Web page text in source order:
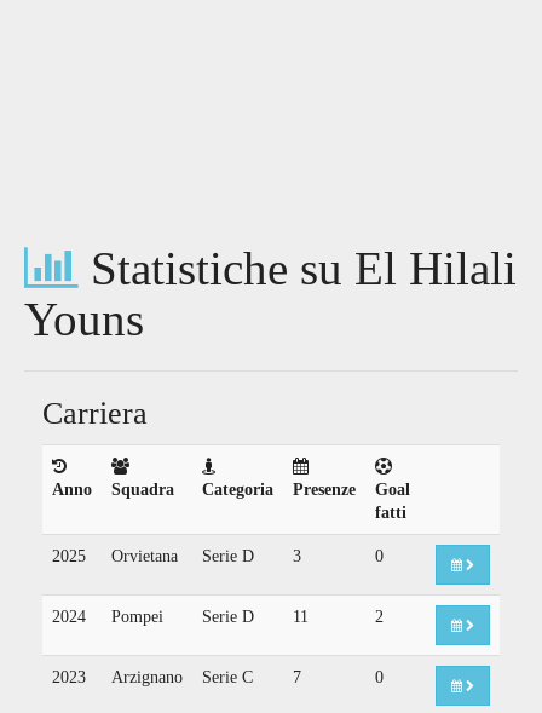
Statistiche su El Hilali
Youns
Carriera
Anno Squadra Categoria Presenze
Goal
fatti
2025 Orvietana Serie D 3 0
2024 Pompei Serie D 11 2
2023 Arzignano Serie C 7 0